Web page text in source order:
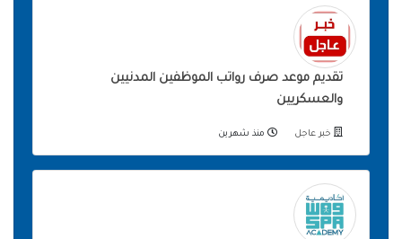
تقديم موعد صرف رواتب الموظفين المدنيين
والعسكريين
خبر عاجل منذ شهرين